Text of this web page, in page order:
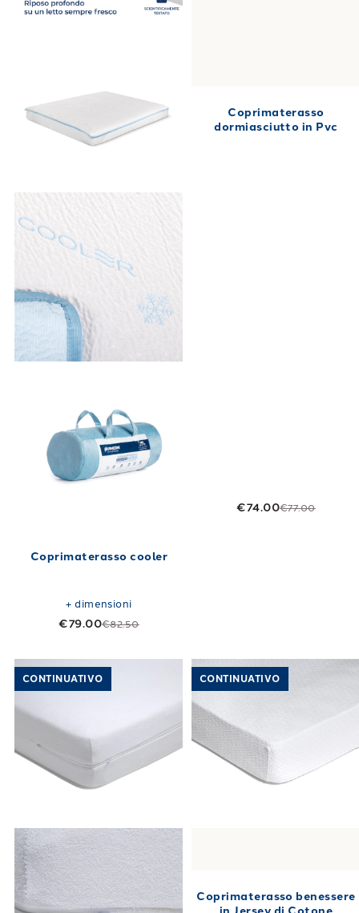
Coprimaterasso cooler
€79.00€82.50
+dimensioni
Coprimaterasso
dormiasciutto in Pvc
€74.00€77.00
Link to " Coprimaterasso guscio in Jersey di
CONTINUATIVO
Link to "
CONTINUATIVO
Coprimaterasso benessere